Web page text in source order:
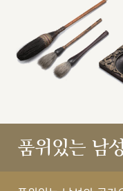
품위있는 남